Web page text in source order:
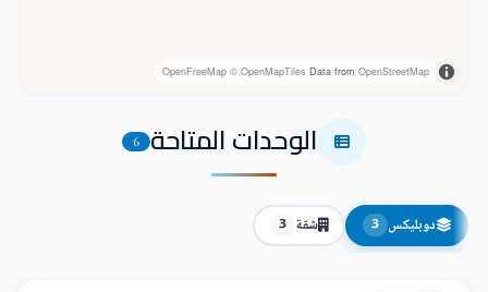
OpenFreeMap © OpenMapTiles Data from OpenStreetMap
الوحدات المتاحة 6
دوبليكس 3 شقة 3